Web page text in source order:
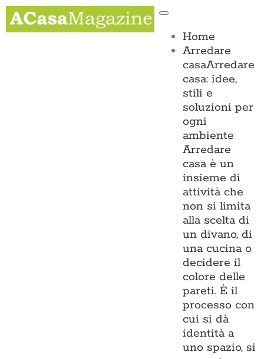
Salta
contenuto
Toggle
Home
Arredare
casaArredare
casa: idee,
stili e
soluzioni per
ogni
ambiente
Arredare
casa è un
insieme di
attività che
non si limita
alla scelta di
un divano, di
una cucina o
decidere il
colore delle
pareti. È il
processo con
cui si dà
identità a
uno spazio, si